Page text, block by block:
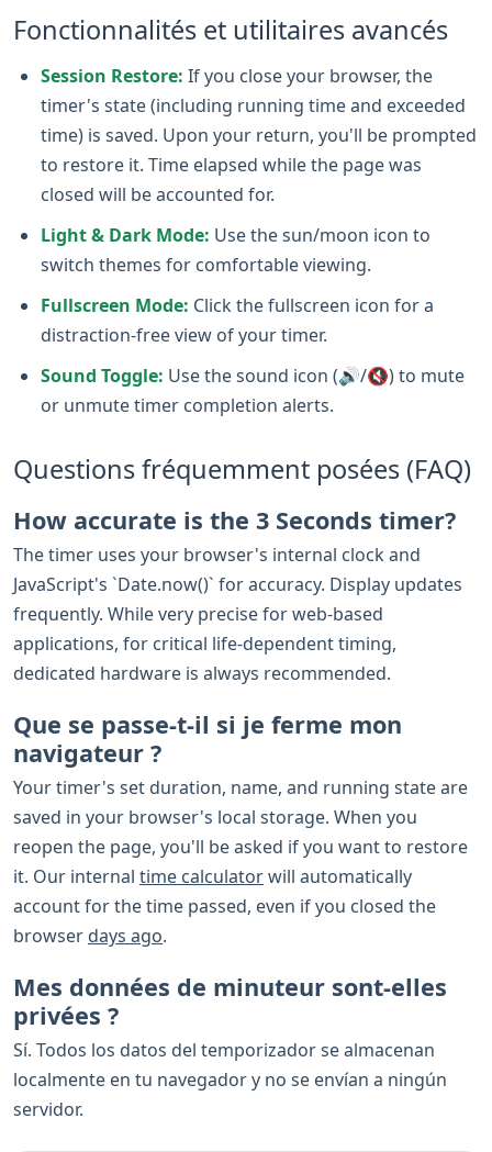
Fonctionnalités et utilitaires avancés
Session Restore: If you close your browser, the
timer's state (including running time and exceeded
time) is saved. Upon your return, you'll be prompted
to restore it. Time elapsed while the page was
closed will be accounted for.
Light & Dark Mode: Use the sun/moon icon to
switch themes for comfortable viewing.
Fullscreen Mode: Click the fullscreen icon for a
distraction-free view of your timer.
Sound Toggle: Use the sound icon (🔊/🔇) to mute
or unmute timer completion alerts.
Questions fréquemment posées (FAQ)
How accurate is the 3 Seconds timer?
The timer uses your browser's internal clock and
JavaScript's `Date.now()` for accuracy. Display updates
frequently. While very precise for web-based
applications, for critical life-dependent timing,
dedicated hardware is always recommended.
Que se passe-t-il si je ferme mon
navigateur ?
Your timer's set duration, name, and running state are
saved in your browser's local storage. When you
reopen the page, you'll be asked if you want to restore
it. Our internal time calculatorwill automatically
account for the time passed, even if you closed the
browser days ago.
Mes données de minuteur sont-elles
privées ?
Sí. Todos los datos del temporizador se almacenan
localmente en tu navegador y no se envían a ningún
servidor.